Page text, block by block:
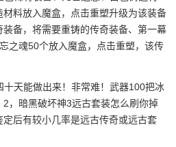
料放入魔盒，点击重塑升级为该装备
备，将需要重铸的传奇装备、第一幕
之魂50个放入魔盒，点击重塑，该传
十天能做出来！非常难！武器100把冰
，暗黑破坏神3远古套装怎么刷你掉
后有较小几率是远古传奇或远古套